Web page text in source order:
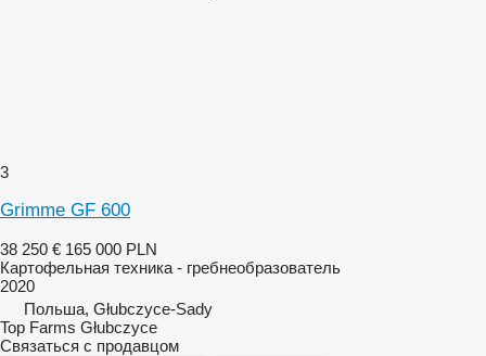
3
Grimme GF 600
38 250 € 165 000 PLN
Картофельная техника - гребнеобразователь
2020
Польша, Głubczyce-Sady
Top Farms Głubczyce
Связаться с продавцом